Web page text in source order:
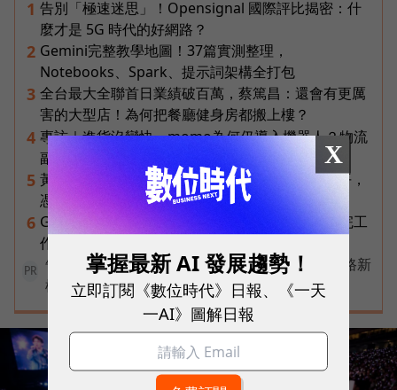
1 告別「極速迷思」！Opensignal 國際評比揭密：什
麼才是 5G 時代的好網路？
2 Gemini完整教學地圖！37篇實測整理，
Notebooks、Spark、提示詞架構全打包
3 全台最大全聯首日業績破百萬，蔡篤昌：還會有更厲
害的大型店！為何把餐廳健身房都搬上樓？
4 專訪｜進貨沒變快，momo為何仍導入機器人？物流
副總揭比拚速度更棘手的缺工難題
5 黃仁勳兆元宴永遠站最後一排！最低調的二代鄭平，
憑什麼讓台達電被市場重新定價？
6 Gemini Spark完整教學｜幫你讀Gmail、自動跑完工
作流程，3個超實用情境一次看
PR
告別極速迷思！台灣大哥大奪國際雙冠揭密好網路新
標準
X
掌握最新 AI 發展趨勢！
立即訂閱《數位時代》日報、《一天
一AI》圖解日報